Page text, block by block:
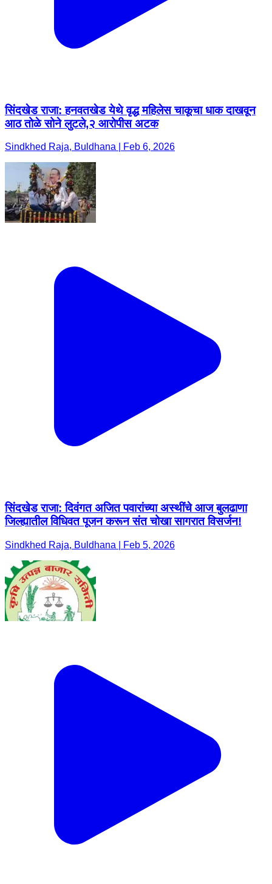
सिंदखेड राजा: हनवतखेड येथे वृद्ध महिलेस चाकूचा धाक दाखवून
आठ तोळे सोने लुटले,२ आरोपीस अटक
Sindkhed Raja, Buldhana | Feb 6, 2026
सिंदखेड राजा: दिवंगत अजित पवारांच्या अस्थींचे आज बुलढाणा
जिल्ह्यातील विधिवत पूजन करून संत चोखा सागरात विसर्जन!
Sindkhed Raja, Buldhana | Feb 5, 2026